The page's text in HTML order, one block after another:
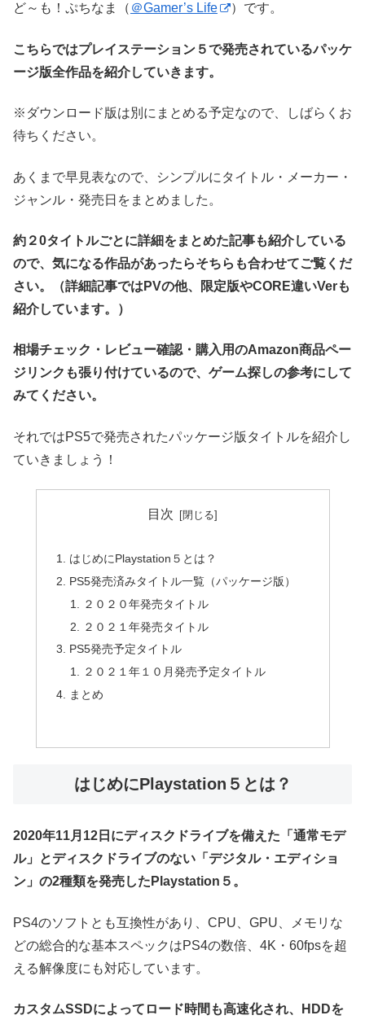
ど～も！ぷちなま（ ＠Gamer’s Life ）です。
こちらではプレイステーション５で発売されているパッケ
ージ版全作品を紹介していきます。
※ダウンロード版は別にまとめる予定なので、しばらくお
待ちください。
あくまで早見表なので、シンプルにタイトル・メーカー・
ジャンル・発売日をまとめました。
約２0タイトルごとに詳細をまとめた記事も紹介している
ので、気になる作品があったらそちらも合わせてご覧くだ
さい。（詳細記事ではPVの他、限定版やCORE違いVerも
紹介しています。）
相場チェック・レビュー確認・購入用のAmazon商品ペー
ジリンクも張り付けているので、ゲーム探しの参考にして
みてください。
それではPS5で発売されたパッケージ版タイトルを紹介し
ていきましょう！
目次
はじめにPlaystation５とは？
PS5発売済みタイトル一覧（パッケージ版）
２０２０年発売タイトル
２０２１年発売タイトル
PS5発売予定タイトル
２０２１年１０月発売予定タイトル
まとめ
はじめにPlaystation５とは？
2020年11月12日にディスクドライブを備えた「通常モデ
ル」とディスクドライブのない「デジタル・エディショ
ン」の2種類を発売したPlaystation５。
PS4のソフトとも互換性があり、CPU、GPU、メモリな
どの総合的な基本スペックはPS4の数倍、4K・60fpsを超
える解像度にも対応しています。
カスタムSSDによってロード時間も高速化され、HDDを